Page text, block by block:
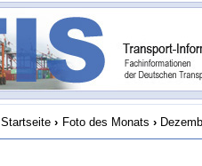
Startseite › Foto des Monats ›